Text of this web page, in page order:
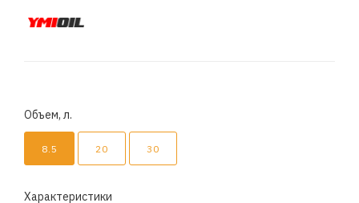
Объем, л.
8.5 20 30
Характеристики